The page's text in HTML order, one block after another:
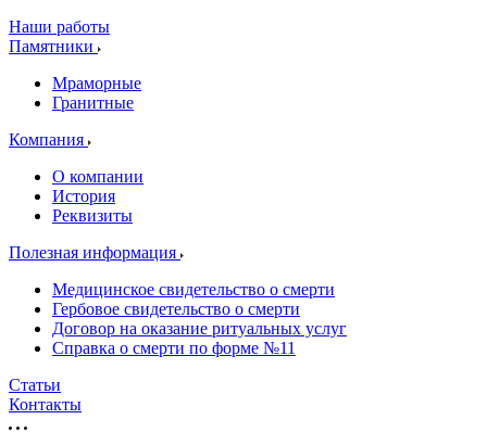
Наши работы
Памятники
Мраморные
Гранитные
Компания
О компании
История
Реквизиты
Полезная информация
Медицинское свидетельство о смерти
Гербовое свидетельство о смерти
Договор на оказание ритуальных услуг
Справка о смерти по форме №11
Статьи
Контакты